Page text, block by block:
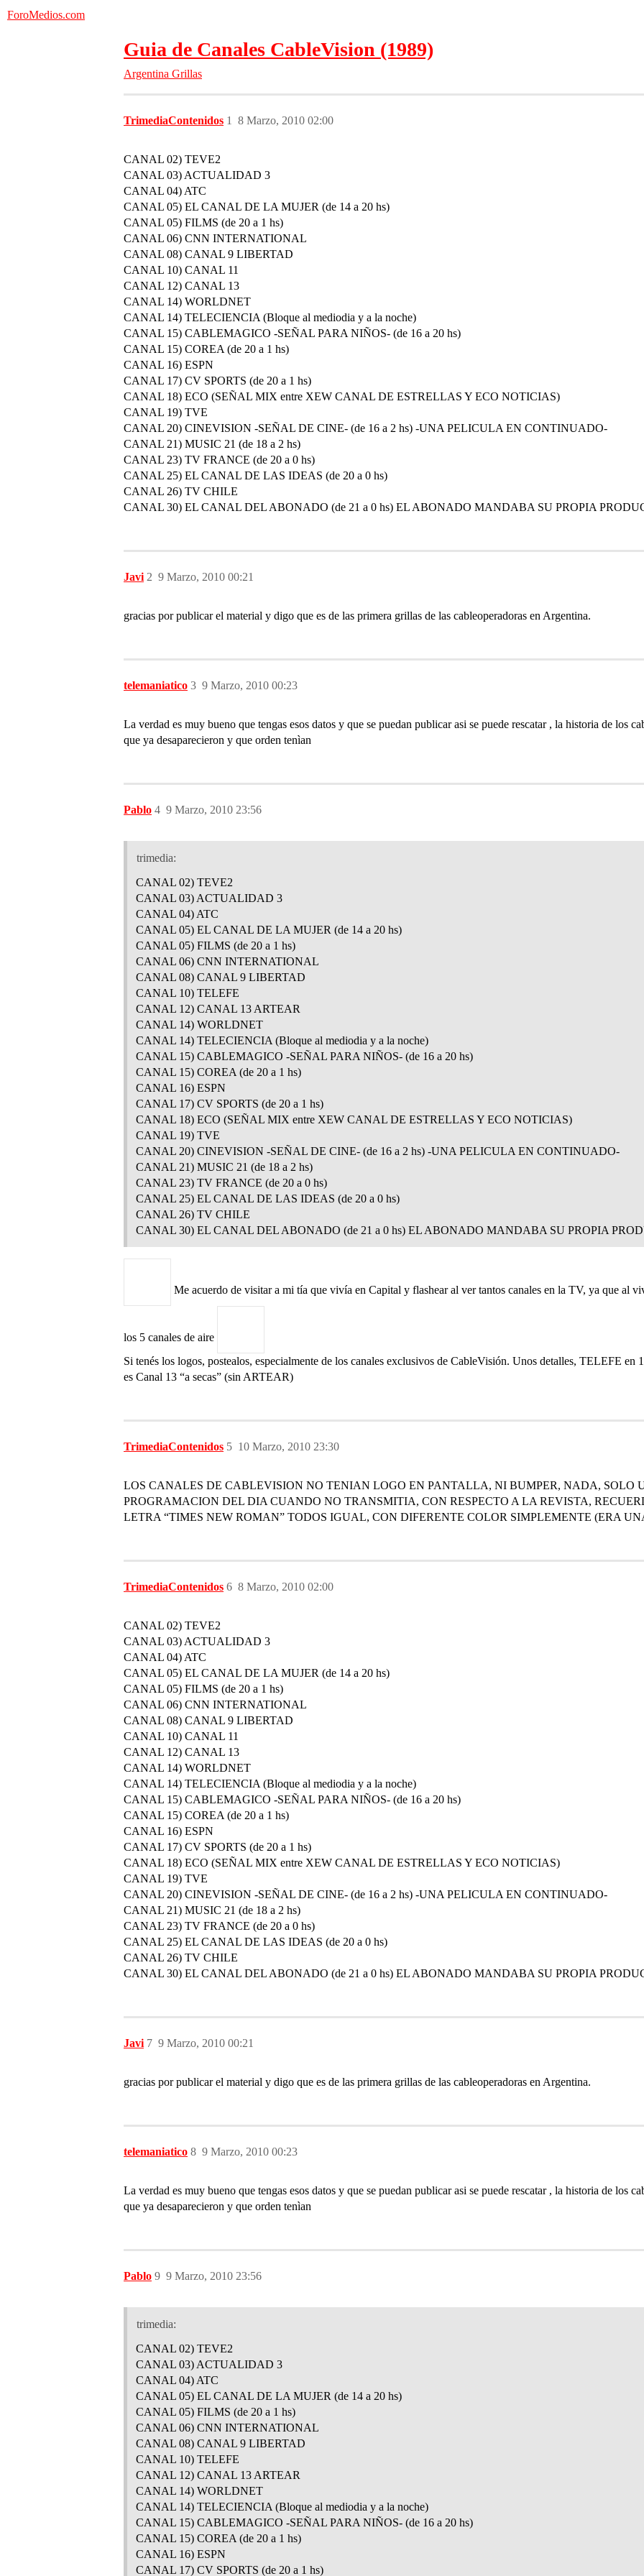
ForoMedios.com
Guia de Canales CableVision (1989)
Argentina Grillas
TrimediaContenidos 8 Marzo, 2010 02:00
1
CANAL 02) TEVE2
CANAL 03) ACTUALIDAD 3
CANAL 04) ATC
CANAL 05) EL CANAL DE LA MUJER (de 14 a 20 hs)
CANAL 05) FILMS (de 20 a 1 hs)
CANAL 06) CNN INTERNATIONAL
CANAL 08) CANAL 9 LIBERTAD
CANAL 10) CANAL 11
CANAL 12) CANAL 13
CANAL 14) WORLDNET
CANAL 14) TELECIENCIA (Bloque al mediodia y a la noche)
CANAL 15) CABLEMAGICO -SEÑAL PARA NIÑOS- (de 16 a 20 hs)
CANAL 15) COREA (de 20 a 1 hs)
CANAL 16) ESPN
CANAL 17) CV SPORTS (de 20 a 1 hs)
CANAL 18) ECO (SEÑAL MIX entre XEW CANAL DE ESTRELLAS Y ECO NOTICIAS)
CANAL 19) TVE
CANAL 20) CINEVISION -SEÑAL DE CINE- (de 16 a 2 hs) -UNA PELICULA EN CONTINUADO-
CANAL 21) MUSIC 21 (de 18 a 2 hs)
CANAL 23) TV FRANCE (de 20 a 0 hs)
CANAL 25) EL CANAL DE LAS IDEAS (de 20 a 0 hs)
CANAL 26) TV CHILE
CANAL 30) EL CANAL DEL ABONADO (de 21 a 0 hs) EL ABONADO MANDABA SU PROPIA
Javi 9 Marzo, 2010 00:21
2
gracias por publicar el material y digo que es de las primera grillas de las cableoperadoras en Argentina.
telemaniatico 9 Marzo, 2010 00:23
3
La verdad es muy bueno que tengas esos datos y que se puedan publicar asi se puede rescatar , la historia de los
que ya desaparecieron y que orden tenìan
Pablo 9 Marzo, 2010 23:56
4
trimedia:
CANAL 02) TEVE2
CANAL 03) ACTUALIDAD 3
CANAL 04) ATC
CANAL 05) EL CANAL DE LA MUJER (de 14 a 20 hs)
CANAL 05) FILMS (de 20 a 1 hs)
CANAL 06) CNN INTERNATIONAL
CANAL 08) CANAL 9 LIBERTAD
CANAL 10) TELEFE
CANAL 12) CANAL 13 ARTEAR
CANAL 14) WORLDNET
CANAL 14) TELECIENCIA (Bloque al mediodia y a la noche)
CANAL 15) CABLEMAGICO -SEÑAL PARA NIÑOS- (de 16 a 20 hs)
CANAL 15) COREA (de 20 a 1 hs)
CANAL 16) ESPN
CANAL 17) CV SPORTS (de 20 a 1 hs)
CANAL 18) ECO (SEÑAL MIX entre XEW CANAL DE ESTRELLAS Y ECO NOTICIAS)
CANAL 19) TVE
CANAL 20) CINEVISION -SEÑAL DE CINE- (de 16 a 2 hs) -UNA PELICULA EN CONTINUADO-
CANAL 21) MUSIC 21 (de 18 a 2 hs)
CANAL 23) TV FRANCE (de 20 a 0 hs)
CANAL 25) EL CANAL DE LAS IDEAS (de 20 a 0 hs)
CANAL 26) TV CHILE
CANAL 30) EL CANAL DEL ABONADO (de 21 a 0 hs) EL ABONADO MANDABA SU PROPIA
Me acuerdo de visitar a mi tía que vivía en Capital y flashear al ver tantos canales en la TV, ya que al
los 5 canales de aire
Si tenés los logos, postealos, especialmente de los canales exclusivos de CableVisión. Unos detalles, TELEFE en
es Canal 13 “a secas” (sin ARTEAR)
TrimediaContenidos 10 Marzo, 2010 23:30
5
LOS CANALES DE CABLEVISION NO TENIAN LOGO EN PANTALLA, NI BUMPER, NADA, SOLO
PROGRAMACION DEL DIA CUANDO NO TRANSMITIA, CON RESPECTO A LA REVISTA,
LETRA “TIMES NEW ROMAN” TODOS IGUAL, CON DIFERENTE COLOR SIMPLEMENTE (ERA
TrimediaContenidos 8 Marzo, 2010 02:00
6
CANAL 02) TEVE2
CANAL 03) ACTUALIDAD 3
CANAL 04) ATC
CANAL 05) EL CANAL DE LA MUJER (de 14 a 20 hs)
CANAL 05) FILMS (de 20 a 1 hs)
CANAL 06) CNN INTERNATIONAL
CANAL 08) CANAL 9 LIBERTAD
CANAL 10) CANAL 11
CANAL 12) CANAL 13
CANAL 14) WORLDNET
CANAL 14) TELECIENCIA (Bloque al mediodia y a la noche)
CANAL 15) CABLEMAGICO -SEÑAL PARA NIÑOS- (de 16 a 20 hs)
CANAL 15) COREA (de 20 a 1 hs)
CANAL 16) ESPN
CANAL 17) CV SPORTS (de 20 a 1 hs)
CANAL 18) ECO (SEÑAL MIX entre XEW CANAL DE ESTRELLAS Y ECO NOTICIAS)
CANAL 19) TVE
CANAL 20) CINEVISION -SEÑAL DE CINE- (de 16 a 2 hs) -UNA PELICULA EN CONTINUADO-
CANAL 21) MUSIC 21 (de 18 a 2 hs)
CANAL 23) TV FRANCE (de 20 a 0 hs)
CANAL 25) EL CANAL DE LAS IDEAS (de 20 a 0 hs)
CANAL 26) TV CHILE
CANAL 30) EL CANAL DEL ABONADO (de 21 a 0 hs) EL ABONADO MANDABA SU PROPIA
Javi 9 Marzo, 2010 00:21
7
gracias por publicar el material y digo que es de las primera grillas de las cableoperadoras en Argentina.
telemaniatico 9 Marzo, 2010 00:23
8
La verdad es muy bueno que tengas esos datos y que se puedan publicar asi se puede rescatar , la historia de los
que ya desaparecieron y que orden tenìan
Pablo 9 Marzo, 2010 23:56
9
trimedia:
CANAL 02) TEVE2
CANAL 03) ACTUALIDAD 3
CANAL 04) ATC
CANAL 05) EL CANAL DE LA MUJER (de 14 a 20 hs)
CANAL 05) FILMS (de 20 a 1 hs)
CANAL 06) CNN INTERNATIONAL
CANAL 08) CANAL 9 LIBERTAD
CANAL 10) TELEFE
CANAL 12) CANAL 13 ARTEAR
CANAL 14) WORLDNET
CANAL 14) TELECIENCIA (Bloque al mediodia y a la noche)
CANAL 15) CABLEMAGICO -SEÑAL PARA NIÑOS- (de 16 a 20 hs)
CANAL 15) COREA (de 20 a 1 hs)
CANAL 16) ESPN
CANAL 17) CV SPORTS (de 20 a 1 hs)